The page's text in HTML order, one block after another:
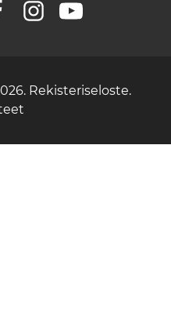
FacebookInstagramYouTube
Rekisteriseloste.